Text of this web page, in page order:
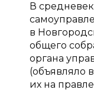
В
в
общего
органа
(объявляло
их на